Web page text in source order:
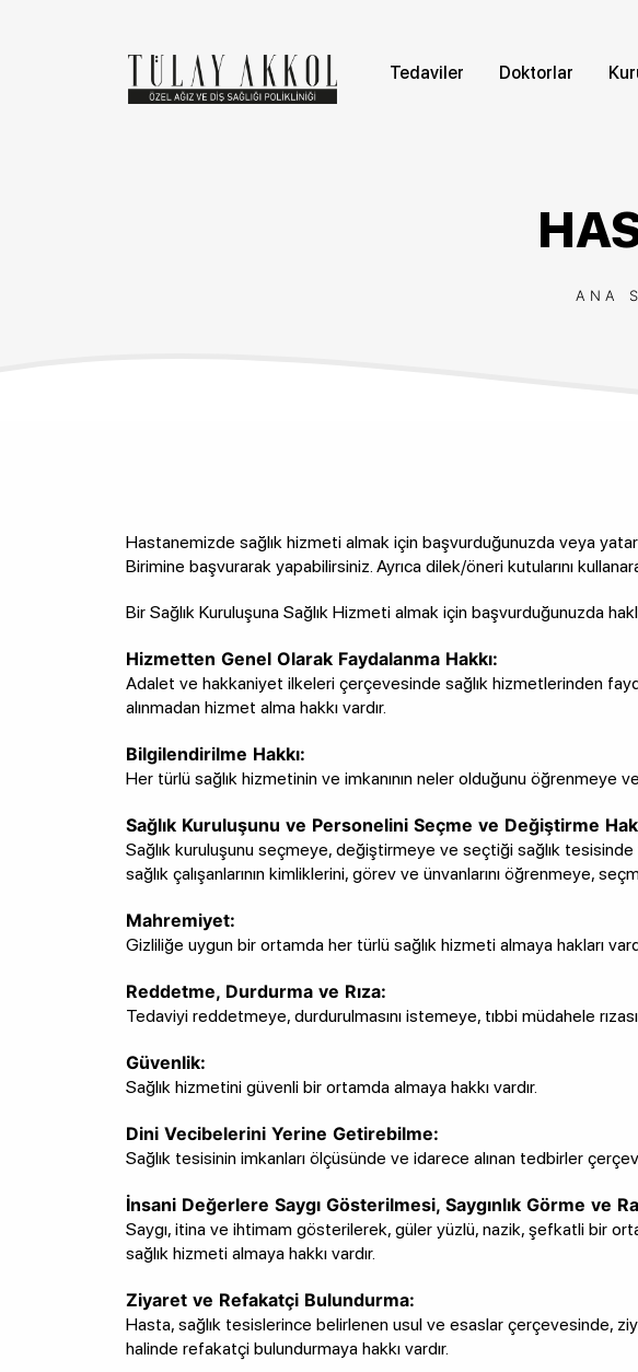
Tedaviler Doktorlar
ANA
Hastanemizde sağlık hizmeti almak için başvurduğunuzda veya
Birimine başvurarak yapabilirsiniz. Ayrıca dilek/öneri kutularını
Bir Sağlık Kuruluşuna Sağlık Hizmeti almak için başvurduğunuzda
Hizmetten Genel Olarak Faydalanma Hakkı:
Adalet ve hakkaniyet ilkeleri çerçevesinde sağlık hizmetlerinden
alınmadan hizmet alma hakkı vardır.
Bilgilendirilme Hakkı:
Her türlü sağlık hizmetinin ve imkanının neler olduğunu öğrenmeye
Sağlık Kuruluşunu ve Personelini Seçme ve Değiştirme
Sağlık kuruluşunu seçmeye, değiştirmeye ve seçtiği sağlık
sağlık çalışanlarının kimliklerini, görev ve ünvanlarını öğrenmeye,
Mahremiyet:
Gizliliğe uygun bir ortamda her türlü sağlık hizmeti almaya hakları
Reddetme, Durdurma ve Rıza:
Tedaviyi reddetmeye, durdurulmasını istemeye, tıbbi müdahele
Güvenlik:
Sağlık hizmetini güvenli bir ortamda almaya hakkı vardır.
Dini Vecibelerini Yerine Getirebilme:
Sağlık tesisinin imkanları ölçüsünde ve idarece alınan tedbirler
İnsani Değerlere Saygı Gösterilmesi, Saygınlık Görme ve
Saygı, itina ve ihtimam gösterilerek, güler yüzlü, nazik, şefkatli bir
sağlık hizmeti almaya hakkı vardır.
Ziyaret ve Refakatçi Bulundurma:
Hasta, sağlık tesislerince belirlenen usul ve esaslar çerçevesinde,
halinde refakatçi bulundurmaya hakkı vardır.